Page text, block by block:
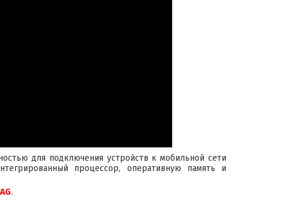
для подключения устройств к мобильной сети
процессор, оперативную память и
.